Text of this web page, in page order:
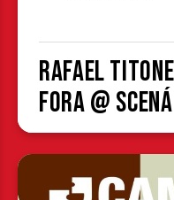
Rafael
Fora @